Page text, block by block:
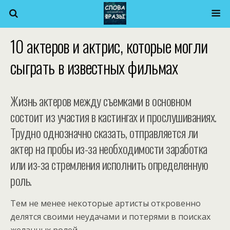
10 актеров и актрис, которые могли
сыграть в известных фильмах
Жизнь актеров между съемками в основном
состоит из участия в кастингах и прослушиваниях.
Трудно однозначно сказать, отправляется ли
актер на пробы из-за необходимости заработка
или из-за стремления исполнить определенную
роль.
Тем не менее некоторые артисты откровенно
делятся своими неудачами и потерями в поисках